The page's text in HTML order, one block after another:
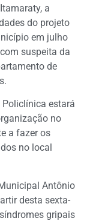
a
do projeto
em julho
suspeita da
de
estará
no
a fazer os
no local
Antônio
desta sexta-
gripais